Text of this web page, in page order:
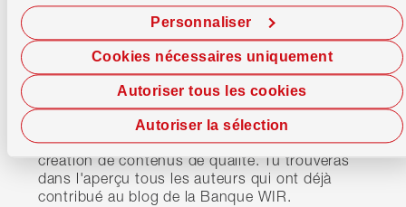
Autoriser tous les cookies
Personnaliser
Autoriser la sélection
Cookies nécessaires uniquement
Voici la présentation des
auteur(e)s du blog.
À propos de nous
Nos auteurs sont des experts dans leur
domaine et ont tous un point commun: la
création de contenus de qualité. Tu trouveras
dans l'aperçu tous les auteurs qui ont déjà
contribué au blog de la Banque WIR.